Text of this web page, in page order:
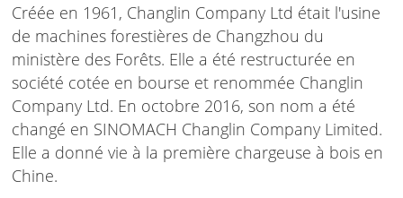
Créée en 1961, Changlin Company Ltd était l'usine
de machines forestières de Changzhou du
ministère des Forêts. Elle a été restructurée en
société cotée en bourse et renommée Changlin
Company Ltd. En octobre 2016, son nom a été
changé en SINOMACH Changlin Company Limited.
Elle a donné vie à la première chargeuse à bois en
Chine.